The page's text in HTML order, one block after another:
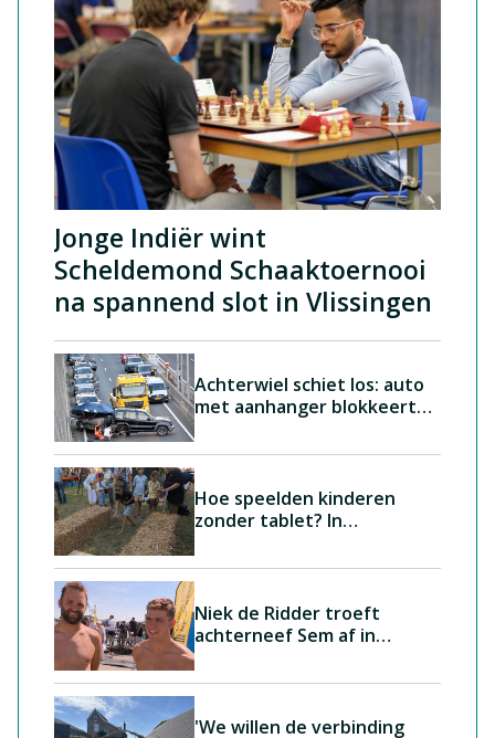
Jonge Indiër wint
Scheldemond Schaaktoernooi
na spannend slot in Vlissingen
Achterwiel schiet los: auto
met aanhanger blokkeert
Hoe speelden kinderen
zonder tablet? In
het zelf
Niek de Ridder troeft
achterneef Sem af in
Carlijn Dezutter (15) wint
vrouwen
'We willen de verbinding